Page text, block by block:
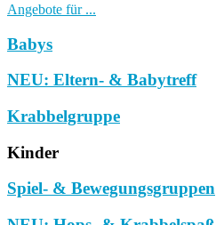
Angebote für ...
Babys
NEU: Eltern- & Babytreff
Krabbelgruppe
Kinder
Spiel- & Bewegungsgruppen